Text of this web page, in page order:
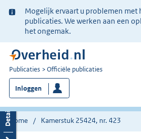
Ter
informatie:
Mogelijk ervaart u problemen met
publicaties. We werken aan een
het ongemak.
U
bent
nu
hier:
Publicaties Officiële publicaties
Inloggen
Home Kamerstuk 25424, nr. 423